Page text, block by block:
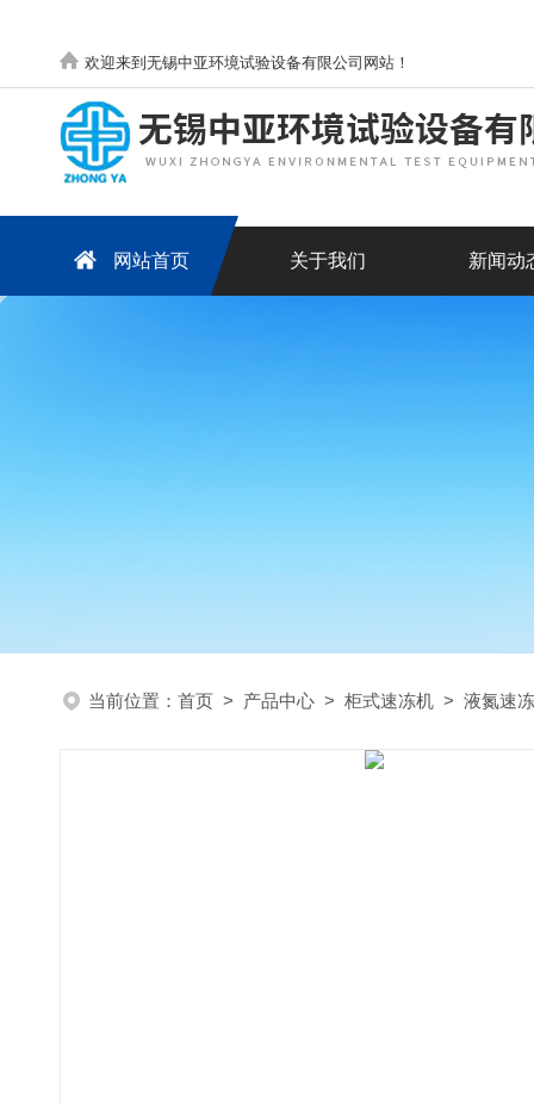
欢迎来到无锡中亚环境试验设备有限公司网站！
网站首页 关于我们 新闻动
当前位置： 首页 > 产品中心 > 柜式速冻机 > 液氮速